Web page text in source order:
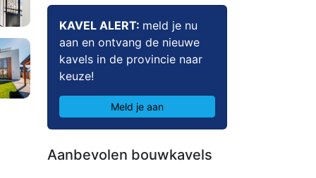
KAVEL ALERT: meld je nu
aan en ontvang de nieuwe
kavels in de provincie naar
keuze!
Meld je aan
Aanbevolen bouwkavels